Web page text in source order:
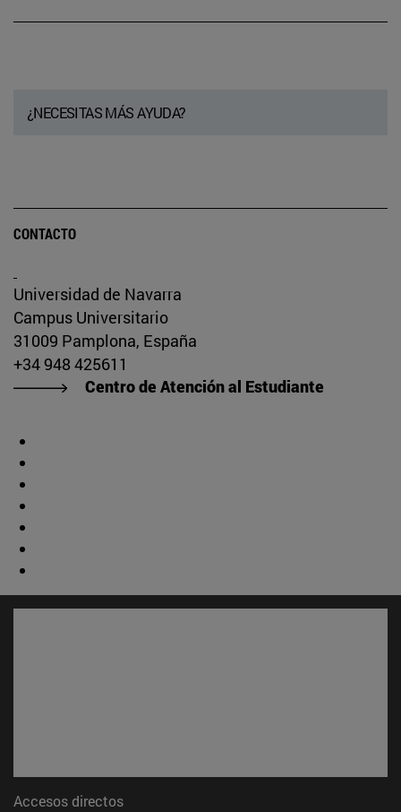
¿NECESITAS MÁS AYUDA?
CONTACTO
Universidad de Navarra
Campus Universitario
31009 Pamplona, España
+34 948 425611
Centro de Atención al Estudiante
Accesos directos